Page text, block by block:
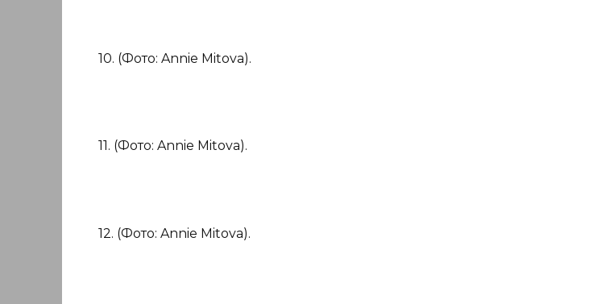
10. (Фото: Annie Mitova).
11. (Фото: Annie Mitova).
12. (Фото: Annie Mitova).